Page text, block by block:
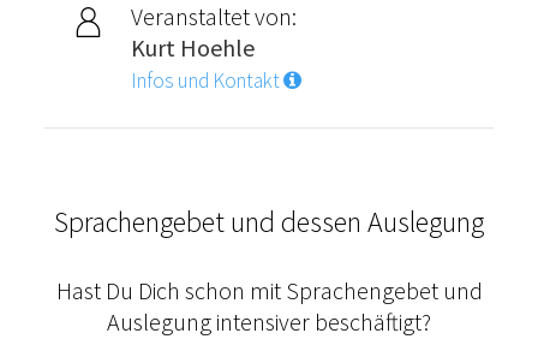
Veranstaltet von:
Kurt Hoehle
Infos und Kontakt
Sprachengebet und dessen Auslegung
Hast Du Dich schon mit Sprachengebet und
Auslegung intensiver beschäftigt?